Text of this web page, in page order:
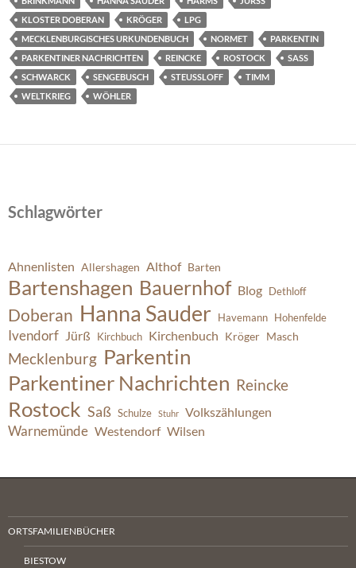
KLOSTER DOBERAN
KRÖGER
LPG
MECKLENBURGISCHES URKUNDENBUCH
NORMET
PARKENTIN
PARKENTINER NACHRICHTEN
REINCKE ROSTOCK
SASS
SCHWARCK
SENGEBUSCH STEUSSLOFF
TIMM
WELTKRIEG
WÖHLER
Schlagwörter
Ahnenlisten Allershagen Althof Barten
Bartenshagen Bauernhof Blog Dethloff
Doberan Hanna Sauder Havemann Hohenfelde
Ivendorf Jürß Kirchbuch Kirchenbuch Kröger Masch
Mecklenburg Parkentin
Parkentiner Nachrichten Reincke
Rostock Saß Schulze Stuhr Volkszählungen
Warnemünde Westendorf Wilsen
ORTSFAMILIENBÜCHER
BIESTOW